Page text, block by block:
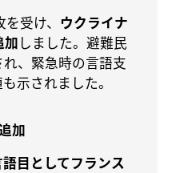
受け、 ウクライナ
加 しました。避難民
、緊急時の言語支
示されました。
加
目としてフランス